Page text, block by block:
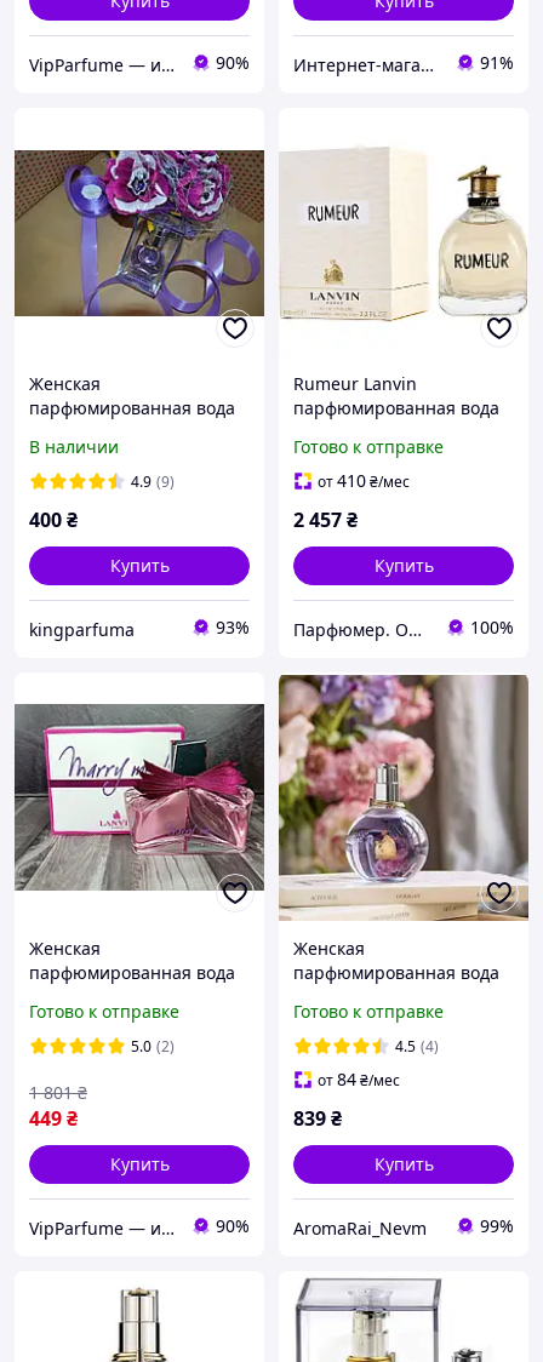
VipParfume — интернет-магазин парфюмерии и косметики 90% Интернет-магазин Allegoriya 91%
Женская
парфюмированная вода
100ml
В наличии
4.9 (9)
400₴
Купить
kingparfuma 93%
Rumeur Lanvin
парфюмированная вода
Готово к отправке
от410₴/мес
2 457₴
Купить
Парфюмер. Оригинальная парфюмерия и косметика в Харькове, Украине 100%
Женская
парфюмированная вода
Мери Ми) 75 мл
Готово к отправке
5.0 (2)
449₴
1 801 ₴
Купить
VipParfume — интернет-магазин парфюмерии и косметики 90%
Женская
парфюмированная вода
(Ланвен Экла д Арпеж)
100 мл. Стойкий
цветочный аромат
Готово к отправке
4.5 (4)
от84₴/мес
839₴
Купить
AromaRai_Nevm 99%